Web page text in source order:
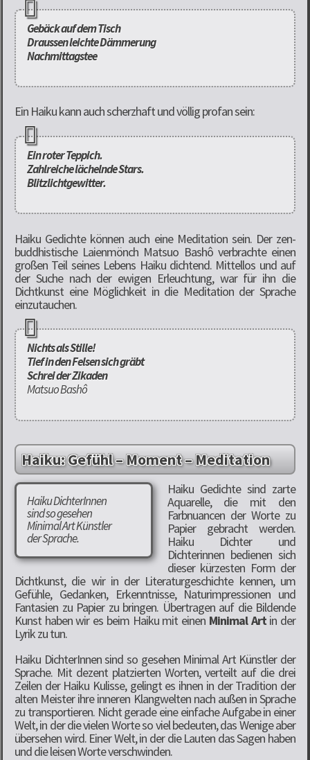
Gebäck auf dem Tisch
Draussen leichte Dämmerung
Nachmittagstee
Ein Haiku kann auch scherzhaft und völlig profan sein:
Ein roter Teppich.
Zahlreiche lächelnde Stars.
Blitzlichtgewitter.
Haiku Gedichte können auch eine Meditation sein. Der zen-
buddhistische Laienmönch Matsuo Bashô verbrachte einen
großen Teil seines Lebens Haiku dichtend. Mittellos und auf
der Suche nach der ewigen Erleuchtung, war für ihn die
Dichtkunst eine Möglichkeit in die Meditation der Sprache
einzutauchen.
Nichts als Stille!
Tief in den Felsen sich gräbt
Schrei der Zikaden
Matsuo Bashô
Haiku: Gefühl – Moment – Meditation
Haiku DichterInnen
sind so gesehen
Minimal Art Künstler
der Sprache.
Haiku Gedichte sind zarte
Aquarelle, die mit den
Farbnuancen der Worte zu
Papier gebracht werden.
Haiku Dichter und
Dichterinnen bedienen sich
dieser kürzesten Form der
Dichtkunst, die wir in der Literaturgeschichte kennen, um
Gefühle, Gedanken, Erkenntnisse, Naturimpressionen und
Fantasien zu Papier zu bringen. Übertragen auf die Bildende
Kunst haben wir es beim Haiku mit einen Minimal Artin der
Lyrik zu tun.
Haiku DichterInnen sind so gesehen Minimal Art Künstler der
Sprache. Mit dezent platzierten Worten, verteilt auf die drei
Zeilen der Haiku Kulisse, gelingt es ihnen in der Tradition der
alten Meister ihre inneren Klangwelten nach außen in Sprache
zu transportieren. Nicht gerade eine einfache Aufgabe in einer
Welt, in der die vielen Worte so viel bedeuten, das Wenige aber
übersehen wird. Einer Welt, in der die Lauten das Sagen haben
und die leisen Worte verschwinden.